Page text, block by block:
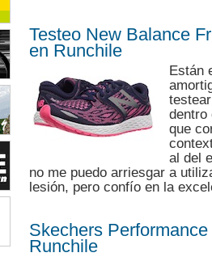
Testeo New Balance
en Runchile
Están
dentro
que
al del
no me puedo arriesgar a
lesión, pero confío en la
Skechers
Runchile